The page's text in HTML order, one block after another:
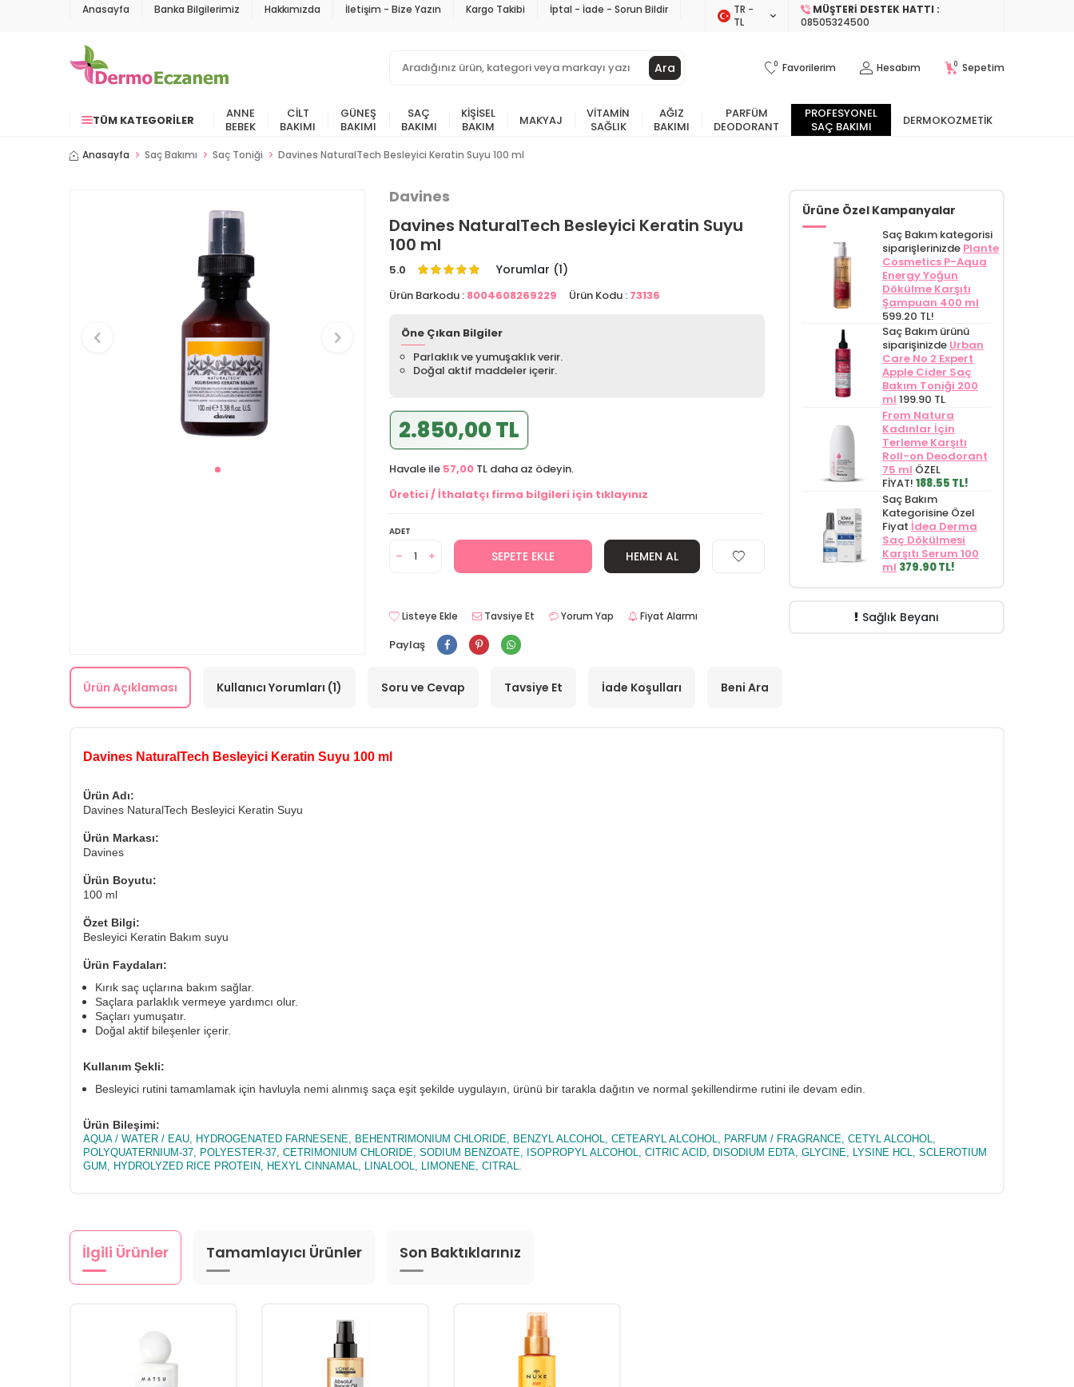
Anasayfa Banka Bilgilerimiz Hakkımızda İletişim - Bize Yazın Kargo Takibi İptal - İade - Sorun Bildir
TR −
TL
MÜŞTERI DESTEK HATTI :
08505324500
Ara 0 Favorilerim Hesabım 0 Sepetim
TÜM KATEGORILER
ANNE
BEBEK
CILT
BAKIMI
GÜNEŞ
BAKIMI
SAÇ
BAKIMI
KIŞISEL
BAKIM
MAKYAJ
VITAMIN
SAĞLIK
AĞIZ
BAKIMI
PARFÜM
DEODORANT
PROFESYONEL
SAÇ BAKIMI
DERMOKOZMETIK
Anasayfa Saç Bakımı Saç Toniği Davines NaturalTech Besleyici Keratin Suyu 100 ml
Davines
Davines NaturalTech Besleyici Keratin Suyu
100 ml
5.0 Yorumlar (1)
Ürün Barkodu : 8004608269229 Ürün Kodu : 73136
Öne Çıkan Bilgiler
Parlaklık ve yumuşaklık verir.
Doğal aktif maddeler içerir.
2.850,00 TL
Havale ile 57,00 TL daha az ödeyin.
Üretici / İthalatçı firma bilgileri için tıklayınız
ADET
SEPETE EKLE HEMEN AL
Listeye Ekle Tavsiye Et Yorum Yap Fiyat Alarmı
Paylaş
Ürüne Özel Kampanyalar
Saç Bakım kategorisi
siparişlerinizde Plante
Cosmetics P-Aqua
Energy Yoğun
Dökülme Karşıtı
Şampuan 400 ml
599.20 TL!
Saç Bakım ürünü
siparişinizde Urban
Care No 2 Expert
Apple Cider Saç
Bakım Toniği 200
ml 199.90 TL
From Natura
Kadınlar İçin
Terleme Karşıtı
Roll-on Deodorant
75 ml ÖZEL
FİYAT! 188.55 TL!
Saç Bakım
Kategorisine Özel
Fiyat İdea Derma
Saç Dökülmesi
Karşıtı Serum 100
ml 379.90 TL!
Sağlık Beyanı
Ürün Açıklaması Kullanıcı Yorumları (1) Soru ve Cevap Tavsiye Et İade Koşulları Beni Ara
Davines NaturalTech Besleyici Keratin Suyu 100 ml
Ürün Adı:
Davines NaturalTech Besleyici Keratin Suyu
Ürün Markası:
Davines
Ürün Boyutu:
100 ml
Özet Bilgi:
Besleyici Keratin Bakım suyu
Ürün Faydaları:
Kırık saç uçlarına bakım sağlar.
Saçlara parlaklık vermeye yardımcı olur.
Saçları yumuşatır.
Doğal aktif bileşenler içerir.
Kullanım Şekli:
Besleyici rutini tamamlamak için havluyla nemi alınmış saça eşit şekilde uygulayın, ürünü bir tarakla dağıtın ve normal şekillendirme rutini ile devam edin.
Ürün Bileşimi:
AQUA / WATER / EAU, HYDROGENATED FARNESENE, BEHENTRIMONIUM CHLORIDE, BENZYL ALCOHOL, CETEARYL ALCOHOL, PARFUM / FRAGRANCE, CETYL ALCOHOL,
POLYQUATERNIUM-37, POLYESTER-37, CETRIMONIUM CHLORIDE, SODIUM BENZOATE, ISOPROPYL ALCOHOL, CITRIC ACID, DISODIUM EDTA, GLYCINE, LYSINE HCL, SCLEROTIUM
GUM, HYDROLYZED RICE PROTEIN, HEXYL CINNAMAL, LINALOOL, LIMONENE, CITRAL.
İlgili Ürünler Tamamlayıcı Ürünler Son Baktıklarınız